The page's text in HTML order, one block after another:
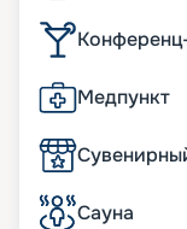
Медпункт
Сауна